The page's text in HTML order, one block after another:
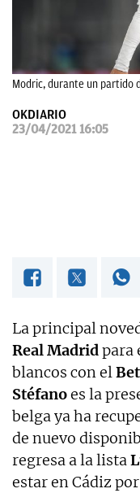
Modric, durante un partido
OKDIARIO
23/04/2021 16:05
La principal
Real Madridpara
blancos con el
Stéfanoes la
belga ya ha
de nuevo
regresa a la lista
estar en Cádiz